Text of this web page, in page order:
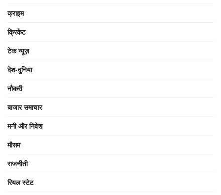
क्राइम
क्रिकेट
टेक न्यूज़
देश-दुनिया
नौकरी
बाजार समाचार
मनी और निवेश
मौसम
राजनीती
रियल स्टेट